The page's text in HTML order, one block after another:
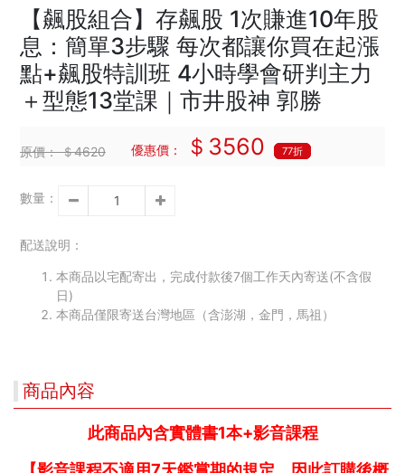
【飆股組合】存飆股 1次賺進10年股
息：簡單3步驟 每次都讓你買在起漲
點+飆股特訓班 4小時學會研判主力
＋型態13堂課｜市井股神 郭勝
原價：＄4620 優惠價： ＄3560 77折
數量：
配送說明：
本商品以宅配寄出，完成付款後7個工作天內寄送(不含假
日)
本商品僅限寄送台灣地區（含澎湖，金門，馬祖）
商品內容
此商品內含實體書1本+影音課程